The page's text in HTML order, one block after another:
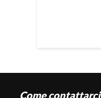
Come contattarci